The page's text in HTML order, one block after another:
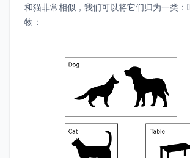
和猫非常相似，我们可以将它们归为一类：
物：